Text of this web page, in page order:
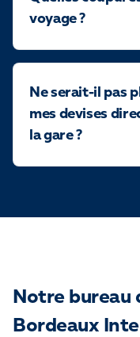
voyage ?
Ne serait-il pas
mes devises
la gare ?
Notre bureau
Bordeaux